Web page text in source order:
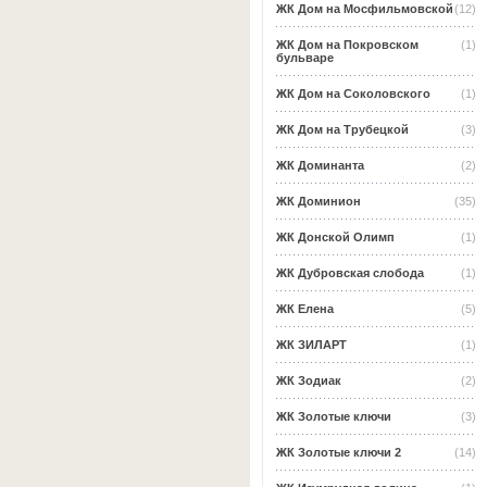
(12)
ЖК Дом на Мосфильмовской
(1)
ЖК Дом на Покровском
бульваре
(1)
ЖК Дом на Соколовского
(3)
ЖК Дом на Трубецкой
(2)
ЖК Доминанта
(35)
ЖК Доминион
(1)
ЖК Донской Олимп
(1)
ЖК Дубровская слобода
(5)
ЖК Елена
(1)
ЖК ЗИЛАРТ
(2)
ЖК Зодиак
(3)
ЖК Золотые ключи
(14)
ЖК Золотые ключи 2